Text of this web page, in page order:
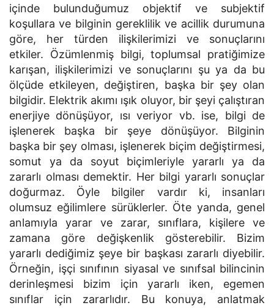
içinde bulunduğumuz objektif ve subjektif
koşullara ve bil­ginin gereklilik ve acillik durumuna
göre, her türden ilişkilerimizi ve sonuçlarını
etkiler. Özümlenmiş bilgi, toplumsal pratiğimize
karışan, ilişkilerimi­zi ve sonuçlarını şu ya da bu
ölçüde etkileyen, değiştiren, başka bir şey olan
bilgidir. Elektrik akımı ışık oluyor, bir şeyi çalıştıran
enerjiye dönüşü­yor, ısı veriyor vb. ise, bilgi de
işlenerek başka bir şeye dönüşüyor. Bilginin
başka bir şey olması, işlenerek biçim değiştirmesi,
somut ya da soyut biçimleriyle yararlı ya da
zararlı olması demektir. Her bilgi yararlı sonuçlar
doğurmaz. Öyle bilgiler vardır ki, insanları
olumsuz eğilimlere sürükler­ler. Öte yanda, genel
anlamıyla yarar ve zarar, sınıflara, kişilere ve
zamana göre değişkenlik gösterebilir. Bizim
yararlı dediğimiz şeye bir başkası zararlı diyebilir.
Örneğin, işçi sınıfının siyasal ve sınıfsal bilincinin
derinleşmesi bizim için yararlı iken, egemen
sınıflar için zararlıdır. Bu konuya, an­latmak